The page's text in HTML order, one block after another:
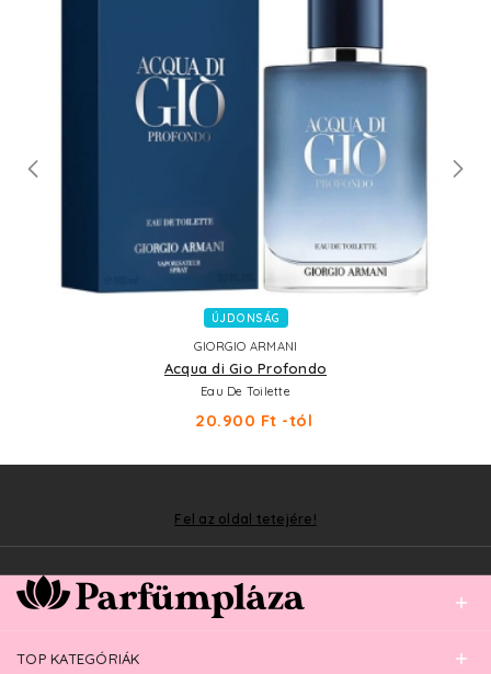
ÚJDONSÁG
GIORGIO ARMANI
Acqua di Gio Profondo
Eau De Toilette
20.900 Ft -tól
Fel az oldal tetejére!
TOP KATEGÓRIÁK